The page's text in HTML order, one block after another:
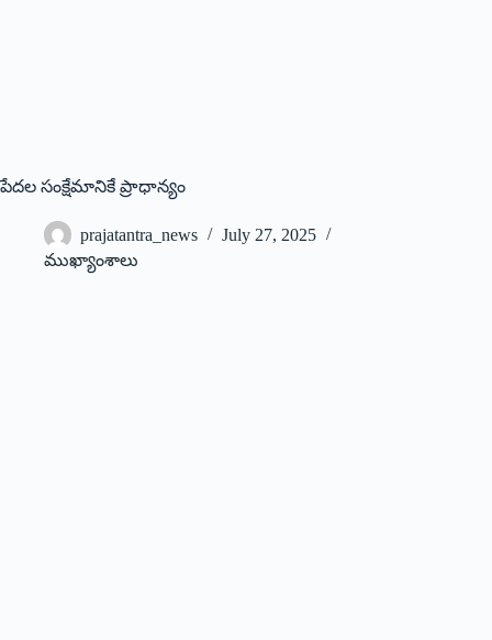
పేదల సంక్షేమానికే ప్రాధాన్యం
prajatantra_news
July 27, 2025
ముఖ్యాంశాలు